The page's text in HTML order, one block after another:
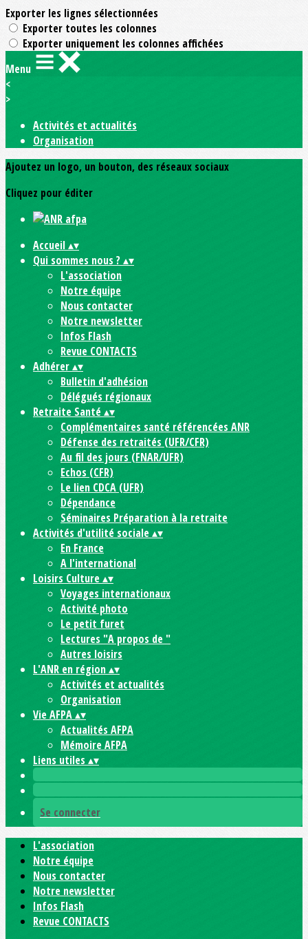
Exporter les lignes sélectionnées
Exporter toutes les colonnes
Exporter uniquement les colonnes affichées
Menu
<
>
Activités et actualités
Organisation
Ajoutez un logo, un bouton, des réseaux sociaux
Cliquez pour éditer
Accueil▴▾
Qui sommes nous ? ▴▾
L'association
Notre équipe
Nous contacter
Notre newsletter
Infos Flash
Revue CONTACTS
Adhérer▴▾
Bulletin d'adhésion
Délégués régionaux
Retraite Santé▴▾
Complémentaires santé référencées ANR
Défense des retraités (UFR/CFR)
Au fil des jours (FNAR/UFR)
Echos (CFR)
Le lien CDCA (UFR)
Dépendance
Séminaires Préparation à la retraite
Activités d'utilité sociale▴▾
En France
A l'international
Loisirs Culture▴▾
Voyages internationaux
Activité photo
Le petit furet
Lectures "A propos de "
Autres loisirs
L'ANR en région▴▾
Activités et actualités
Organisation
Vie AFPA▴▾
Actualités AFPA
Mémoire AFPA
Liens utiles ▴▾
Se connecter
L'association
Notre équipe
Nous contacter
Notre newsletter
Infos Flash
Revue CONTACTS